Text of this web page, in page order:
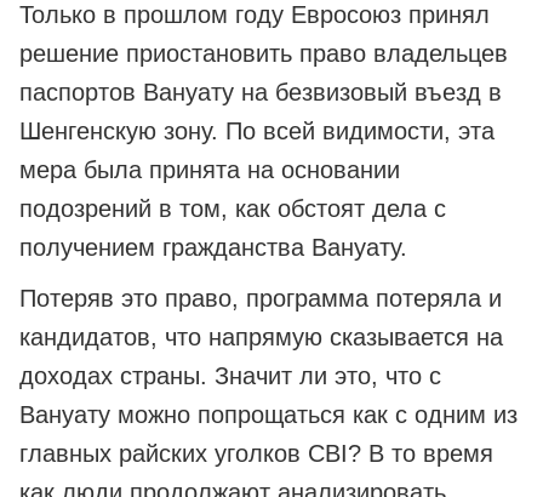
Только в прошлом году Евросоюз принял
решение приостановить право владельцев
паспортов Вануату на безвизовый въезд в
Шенгенскую зону. По всей видимости, эта
мера была принята на основании
подозрений в том, как обстоят дела с
получением гражданства Вануату.
Потеряв это право, программа потеряла и
кандидатов, что напрямую сказывается на
доходах страны. Значит ли это, что с
Вануату можно попрощаться как с одним из
главных райских уголков CBI? В то время